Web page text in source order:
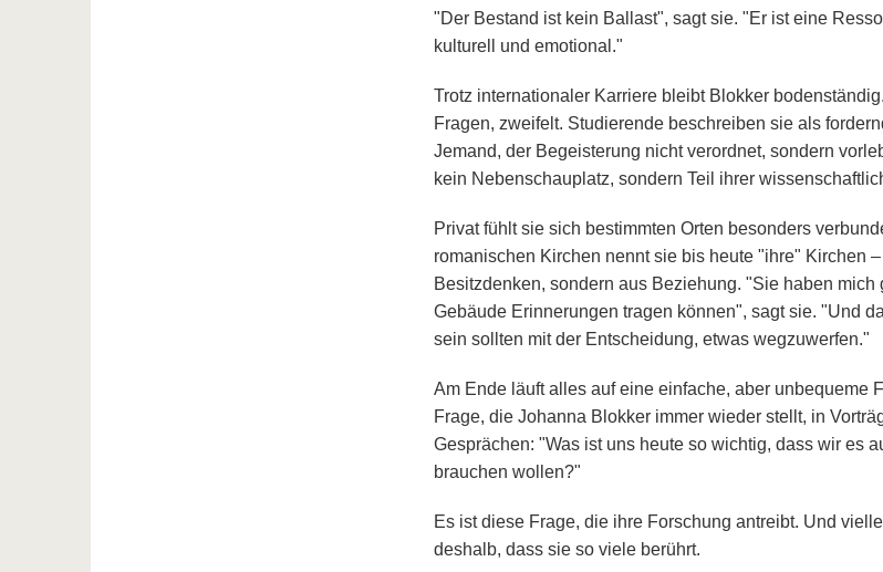
"Der Bestand ist kein Ballast", sagt sie. "Er ist eine
kulturell und emotional."
Trotz internationaler Karriere bleibt Blokker
Fragen, zweifelt. Studierende beschreiben sie als
Jemand, der Begeisterung nicht verordnet, sondern
kein Nebenschauplatz, sondern Teil ihrer
Privat fühlt sie sich bestimmten Orten besonders
romanischen Kirchen nennt sie bis heute "ihre" Kirchen
Besitzdenken, sondern aus Beziehung. "Sie haben mich
Gebäude Erinnerungen tragen können", sagt sie. "Und
sein sollten mit der Entscheidung, etwas wegzuwerfen."
Am Ende läuft alles auf eine einfache, aber unbequeme
Frage, die Johanna Blokker immer wieder stellt, in
Gesprächen: "Was ist uns heute so wichtig, dass wir es
brauchen wollen?"
Es ist diese Frage, die ihre Forschung antreibt. Und
deshalb, dass sie so viele berührt.